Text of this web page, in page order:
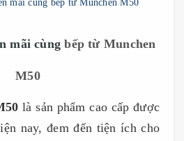
mãi cùngbếp từ Munchen
M50
là sản phẩm cao cấp được
nay, đem đến tiện ích cho